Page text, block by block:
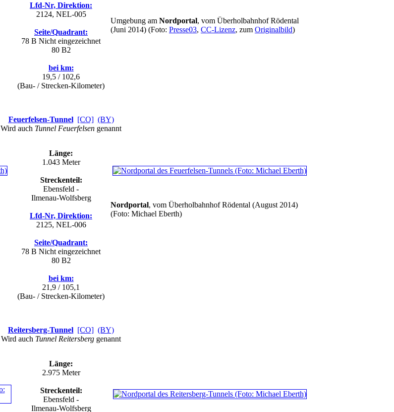
Lfd-Nr, Direktion:
2124, NEL-005
Seite/Quadrant:
78 B Nicht eingezeichnet
80 B2
bei km:
19,5 / 102,6
(Bau- / Strecken-Kilometer)
Umgebung am Nordportal, vom Überholbahnhof Rödental
(Juni 2014) (Foto: Presse03, CC-Lizenz, zum Originalbild)
Feuerfelsen-Tunnel [CO] (BY)
Wird auch Tunnel Feuerfelsen genannt
Länge:
1.043 Meter
Streckenteil:
Ebensfeld -
Ilmenau-Wolfsberg
Lfd-Nr, Direktion:
2125, NEL-006
Seite/Quadrant:
78 B Nicht eingezeichnet
80 B2
bei km:
21,9 / 105,1
(Bau- / Strecken-Kilometer)
Nordportal, vom Überholbahnhof Rödental (August 2014)
(Foto: Michael Eberth)
Reitersberg-Tunnel [CO] (BY)
Wird auch Tunnel Reitersberg genannt
Länge:
2.975 Meter
Streckenteil:
Ebensfeld -
Ilmenau-Wolfsberg